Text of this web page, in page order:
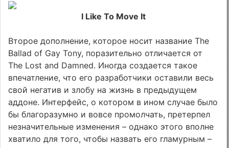
I Like To Move It
Второе дополнение, которое носит название The
Ballad of Gay Tony, поразительно отличается от
The Lost and Damned. Иногда создается такое
впечатление, что его разработчики оставили весь
свой негатив и злобу на жизнь в предыдущем
аддоне. Интерфейс, о котором в ином случае было
бы благоразумно и вовсе промолчать, претерпел
незначительные изменения – однако этого вполне
хватило для того, чтобы назвать его гламурным –